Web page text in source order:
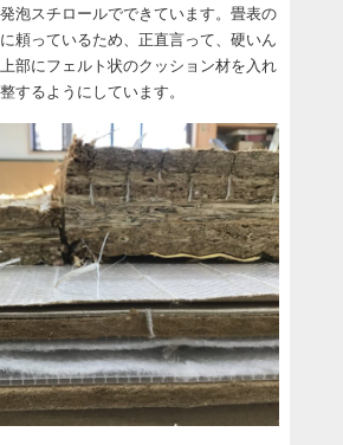
泡スチロールでできています。畳表の
頼っているため、正直言って、硬いん
部にフェルト状のクッション材を入れ
するようにしています。